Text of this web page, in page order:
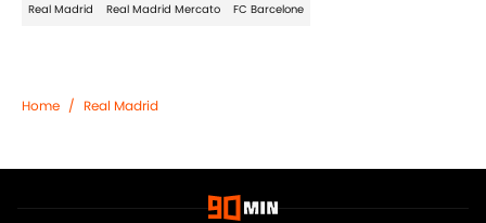
Real Madrid Real Madrid Mercato FC Barcelone
Home / Real Madrid